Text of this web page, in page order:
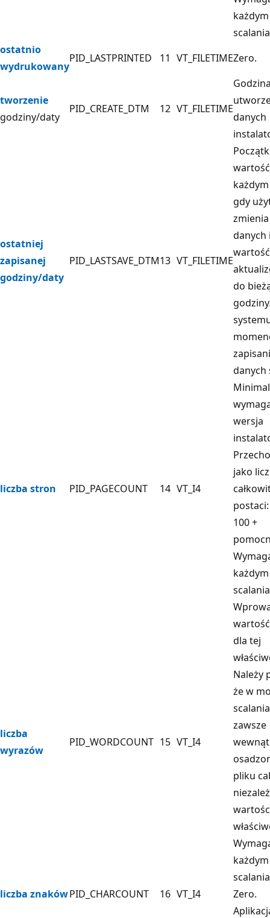
ostatnio
wydrukowany
PID_LASTPRINTED 11 VT_FILETIMEZero.
tworzenie
godziny/daty
PID_CREATE_DTM 12 VT_FILETIME
danych
ostatniej
zapisanej
godziny/daty
PID_LASTSAVE_DTM13 VT_FILETIME
gdy
danych
do
danych
liczba stron PID_PAGECOUNT 14 VT_I4
wersja
jako
100 +
liczba
wyrazów
PID_WORDCOUNT 15 VT_I4
dla tej
Należy
że w
zawsze
pliku
liczba znakówPID_CHARCOUNT 16 VT_I4 Zero.